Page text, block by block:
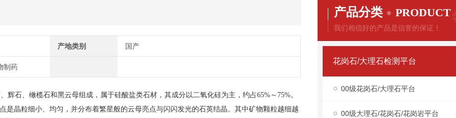
产地类别 国产
制药
辉石、橄榄石和黑云母组成，属于硅酸盐类石材，其成分以二氧化硅为主，约占65%～75%。
是晶粒细小、均匀，并分布着繁星般的云母亮点与闪闪发光的石英结晶。其中矿物颗粒越细越
产品分类 PRODUCT
我们相信好的产品是信誉的保证！
花岗石/大理石检测平台
00级花岗石/大理石平台
00级大理石/花岗石/花岗岩平台